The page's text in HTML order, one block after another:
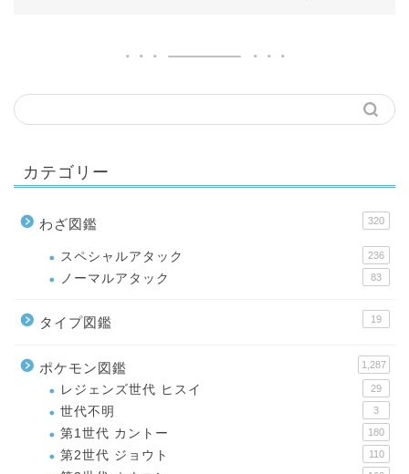
カテゴリー
わざ図鑑 320
スペシャルアタック 236
ノーマルアタック 83
タイプ図鑑 19
ポケモン図鑑 1,287
レジェンズ世代 ヒスイ 29
世代不明 3
第1世代 カントー 180
第2世代 ジョウト 110